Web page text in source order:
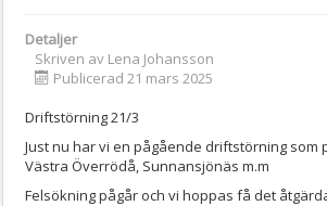
Detaljer
Skriven av Lena Johansson
Publicerad 21 mars 2025
Driftstörning 21/3
Just nu har vi en pågående driftstörning som
Västra Överrödå, Sunnansjönäs m.m
Felsökning pågår och vi hoppas få det